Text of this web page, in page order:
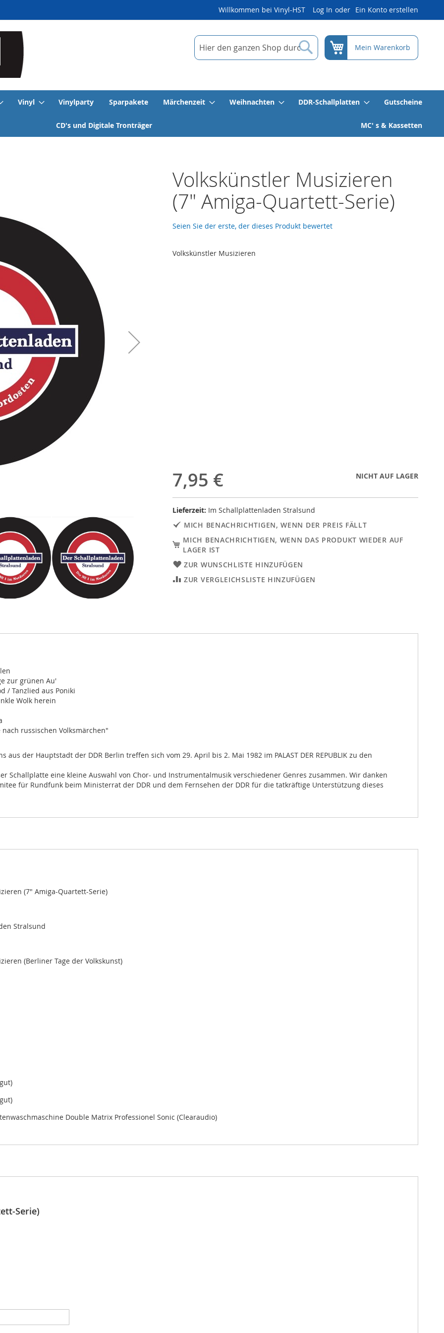
Willkommen bei Vinyl-HST Log In Ein Konto erstellen
Suche
Suche
Mein Warenkorb
Vinyl Vinylparty Sparpakete Märchenzeit Weihnachten DDR-Schallplatten Gutscheine
CD's und Digitale Tronträger MC' s & Kassetten
Volkskünstler Musizieren
(7" Amiga-Quartett-Serie)
Seien Sie der erste, der dieses Produkt bewertet
Volkskünstler Musizieren
7,95 € NICHT AUF LAGER
Lieferzeit: Im Schallplattenladen Stralsund
MICH BENACHRICHTIGEN, WENN DER PREIS FÄLLT
MICH BENACHRICHTIGEN, WENN DAS PRODUKT WIEDER AUF
LAGER IST
ZUR WUNSCHLISTE HINZUFÜGEN
ZUR VERGLEICHSLISTE HINZUFÜGEN
zur grünen Au'
/ Tanzlied aus Poniki
Wolk herein
russischen Volksmärchen"
der Hauptstadt der DDR Berlin treffen sich vom 29. April bis 2. Mai 1982 im PALAST DER REPUBLIK zu den
Schallplatte eine kleine Auswahl von Chor- und Instrumentalmusik verschiedener Genres zusammen. Wir danken
für Rundfunk beim Ministerrat der DDR und dem Fernsehen der DDR für die tatkräftige Unterstützung dieses
(7" Amiga-Quartett-Serie)
Stralsund
(Berliner Tage der Volkskunst)
Double Matrix Professionel Sonic (Clearaudio)
Serie)